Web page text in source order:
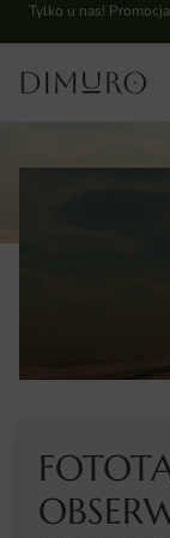
Tylko u nas!